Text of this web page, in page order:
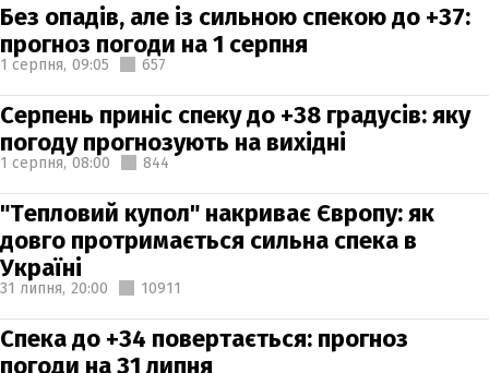
Без опадів, але із сильною спекою до +37:
прогноз погоди на 1 серпня
1 серпня, 09:05 657
Серпень приніс спеку до +38 градусів: яку
погоду прогнозують на вихідні
1 серпня, 08:00 844
"Тепловий купол" накриває Європу: як
довго протримається сильна спека в
Україні
31 липня, 20:00 10911
Спека до +34 повертається: прогноз
погоди на 31 липня